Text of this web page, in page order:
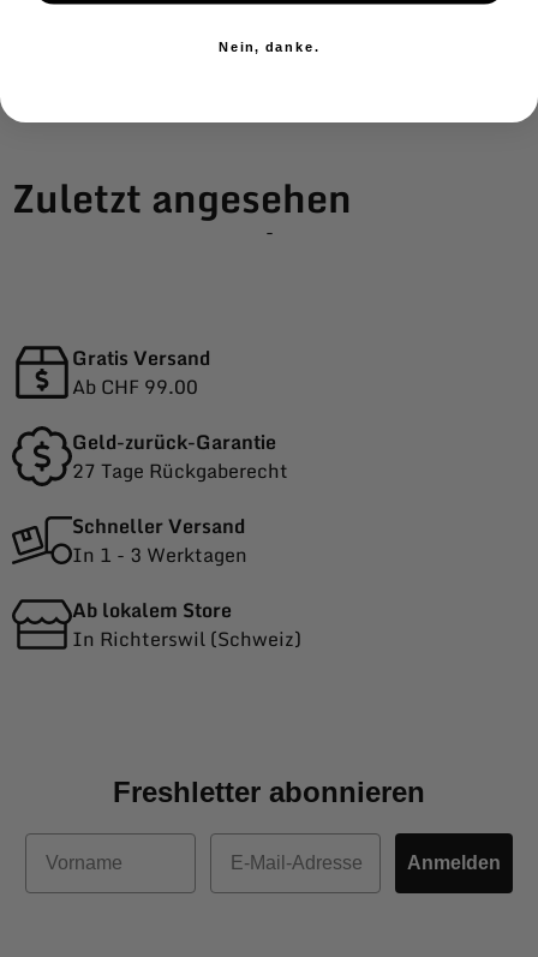
Zuletzt angesehen
-
Gratis Versand
Ab CHF 99.00
Geld-zurück-Garantie
27 Tage Rückgaberecht
Schneller Versand
In 1 - 3 Werktagen
Ab lokalem Store
In Richterswil (Schweiz)
Freshletter abonnieren
Vorname
E-Mail
Anmelden
Nein, danke.